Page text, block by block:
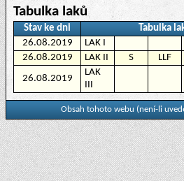
Tabulka laků
Stav ke dni
Tabulka
26.08.2019
LAK I
26.08.2019
LAK II S LLF
26.08.2019
LAK
III
Obsah tohoto webu (není-li